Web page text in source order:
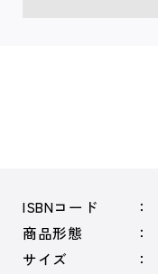
ISBNコード
商品形態
サイズ